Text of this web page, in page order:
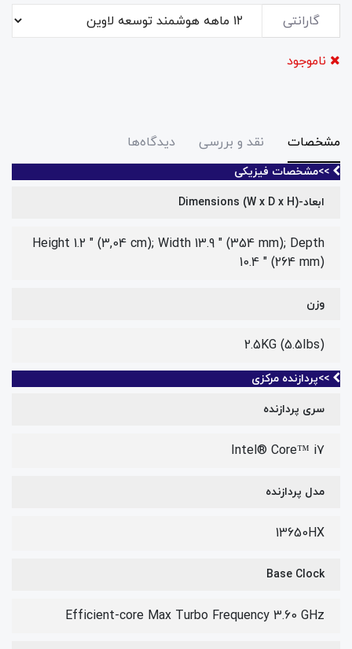
گارانتی
ناموجود
مشخصات نقد و بررسی دیدگاه‌ها
>>مشخصات فیزیکی
ابعاد-Dimensions (W x D x H)
Height 1.2 " (3,04 cm); Width 13.9 " (354 mm); Depth
10.4 " (264 mm)
وزن
2.5KG (5.5Ibs)
>>پردازنده مرکزی
سری پردازنده
Intel® Core™ i7
مدل پردازنده
13650HX
Base Clock
Efficient-core Max Turbo Frequency 3.60 GHz